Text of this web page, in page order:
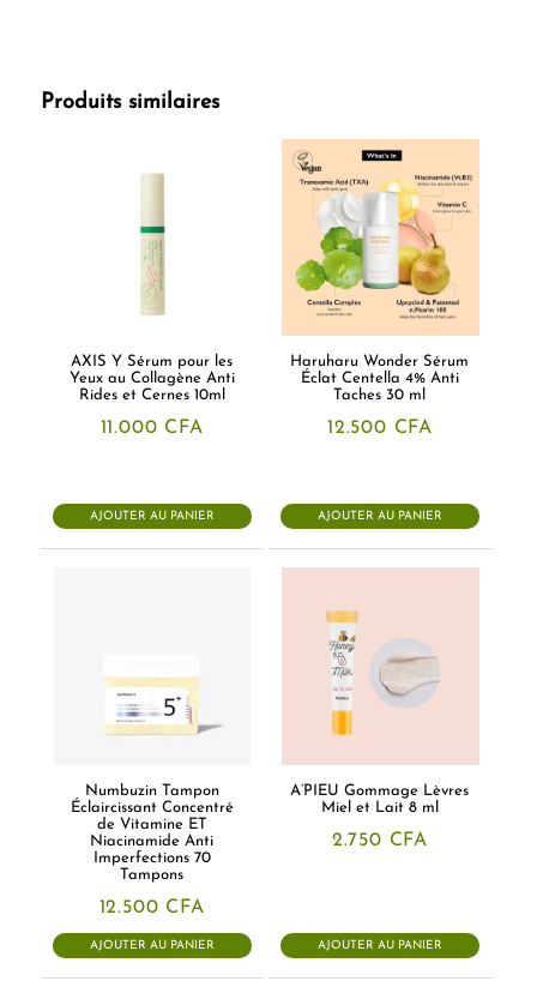
Produits similaires
AXIS Y Sérum pour les
Yeux au Collagène Anti
Rides et Cernes 10ml
11.000 CFA
AJOUTER AU PANIER
Haruharu Wonder Sérum
Éclat Centella 4% Anti
Taches 30 ml
12.500 CFA
AJOUTER AU PANIER
Numbuzin Tampon
Éclaircissant Concentré
de Vitamine ET
Niacinamide Anti
Imperfections 70
Tampons
12.500 CFA
AJOUTER AU PANIER
A’PIEU Gommage Lèvres
Miel et Lait 8 ml
2.750 CFA
AJOUTER AU PANIER